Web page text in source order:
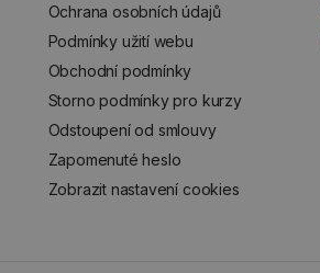
Ochrana osobních údajů
Podmínky užití webu
Obchodní podmínky
Storno podmínky pro kurzy
Odstoupení od smlouvy
Zapomenuté heslo
Zobrazit nastavení cookies